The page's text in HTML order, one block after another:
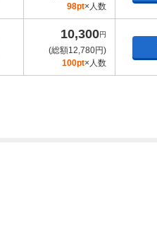
98pt×人数
10,300円
(総額12,780円)
100pt×人数